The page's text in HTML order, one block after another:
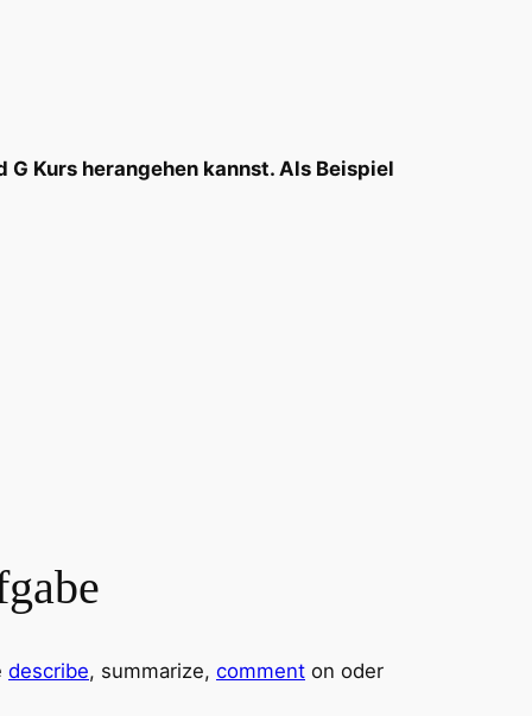
Kurs herangehen kannst. Als Beispiel
describe, summarize, comment on oder